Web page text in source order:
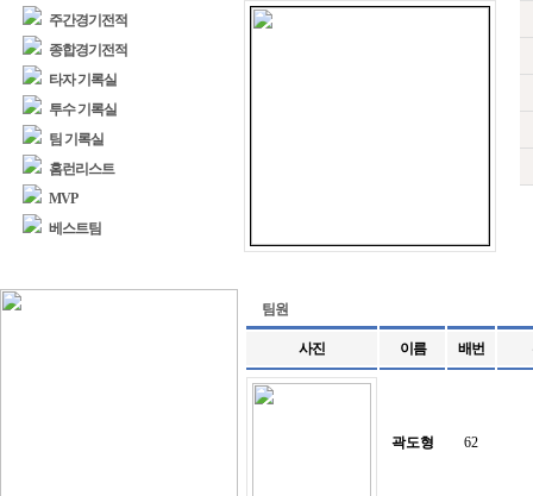
주간경기전적
종합경기전적
타자 기록실
투수 기록실
팀 기록실
홈런리스트
MVP
베스트팀
팀원
사진 이름 배번
곽도형 62